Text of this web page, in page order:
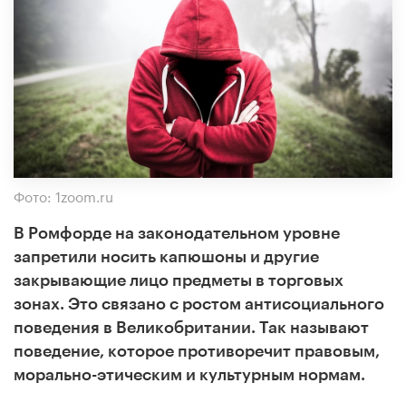
Фото: 1zoom.ru
В Ромфорде на законодательном уровне
запретили носить капюшоны и другие
закрывающие лицо предметы в торговых
зонах. Это связано с ростом антисоциального
поведения в Великобритании. Так называют
поведение, которое противоречит правовым,
морально-этическим и культурным нормам.